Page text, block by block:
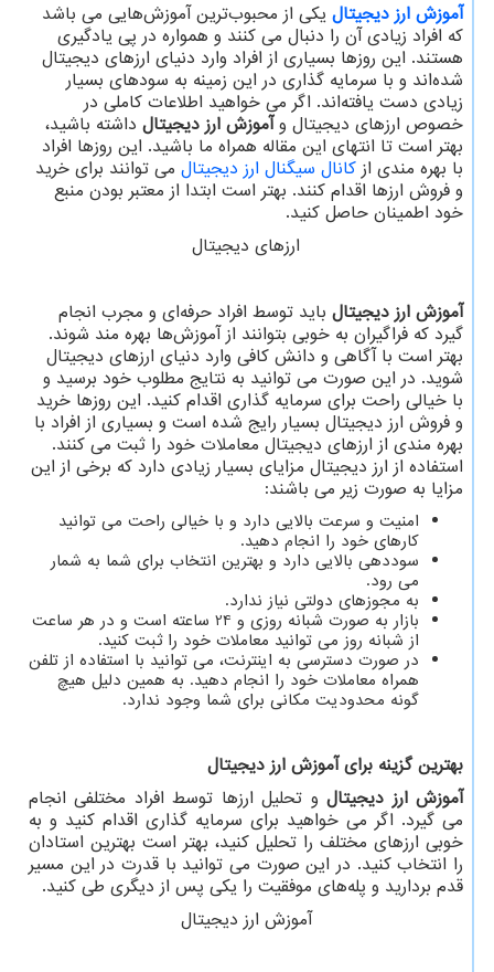
آموزش ارز دیجیتال یکی از محبوب‌ترین آموزش‌هایی می باشد
که افراد زیادی آن را دنبال می کنند و همواره در پی یادگیری
هستند. این روزها بسیاری از افراد وارد دنیای ارزهای دیجیتال
شده‌اند و با سرمایه گذاری در این زمینه به سودهای بسیار
زیادی دست یافته‌اند. اگر می خواهید اطلاعات کاملی در
خصوص ارزهای دیجیتال وآموزش ارز دیجیتال داشته باشید،
بهتر است تا انتهای این مقاله همراه ما باشید. این روزها افراد
با بهره مندی از کانال سیگنال ارز دیجیتال می توانند برای خرید
و فروش ارزها اقدام کنند. بهتر است ابتدا از معتبر بودن منبع
خود اطمینان حاصل کنید.
ارزهای دیجیتال
آموزش ارز دیجیتال باید توسط افراد حرفه‌ای و مجرب انجام
گیرد که فراگیران به خوبی بتوانند از آموزش‌ها بهره مند شوند.
بهتر است با آگاهی و دانش کافی وارد دنیای ارزهای دیجیتال
شوید. در این صورت می توانید به نتایج مطلوب خود برسید و
با خیالی راحت برای سرمایه گذاری اقدام کنید. این روزها خرید
و فروش ارز دیجیتال بسیار رایج شده است و بسیاری از افراد با
بهره مندی از ارزهای دیجیتال معاملات خود را ثبت می کنند.
استفاده از ارز دیجیتال مزایای بسیار زیادی دارد که برخی از این
مزایا به صورت زیر می باشند:
امنیت و سرعت بالایی دارد و با خیالی راحت می توانید
کارهای خود را انجام دهید.
سوددهی بالایی دارد و بهترین انتخاب برای شما به شمار
می رود.
به مجوزهای دولتی نیاز ندارد.
بازار به صورت شبانه روزی و 24 ساعته است و در هر ساعت
از شبانه روز می توانید معاملات خود را ثبت کنید.
در صورت دسترسی به اینترنت، می‌ توانید با استفاده از تلفن
همراه معاملات خود را انجام دهید. به همین دلیل هیچ
گونه محدودیت مکانی برای شما وجود ندارد.
بهترین گزینه برای آموزش ارز دیجیتال
آموزش ارز دیجیتالو تحلیل ارزها توسط افراد مختلفی انجام
می گیرد. اگر می خواهید برای سرمایه گذاری اقدام کنید و به
خوبی ارزهای مختلف را تحلیل کنید، بهتر است بهترین استادان
را انتخاب کنید. در این صورت می توانید با قدرت در این مسیر
قدم بردارید و پله‌های موفقیت را یکی پس از دیگری طی کنید.
آموزش ارز دیجیتال